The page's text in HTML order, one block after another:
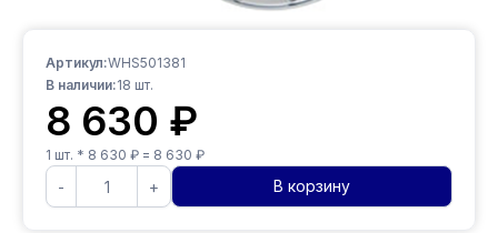
Артикул:WHS501381
В наличии:18 шт.
8 630 ₽
1 шт. * 8 630 ₽ = 8 630 ₽
- + В корзину